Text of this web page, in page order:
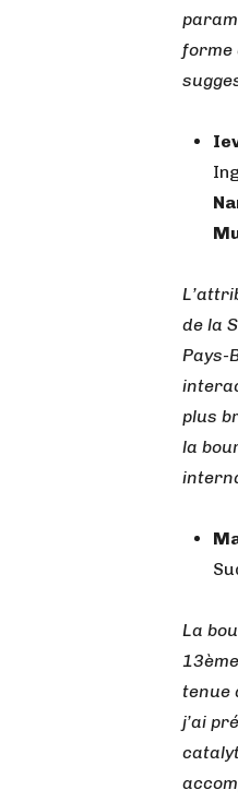
forme
de la
Pays-
plus
la
La
tenue
j’ai